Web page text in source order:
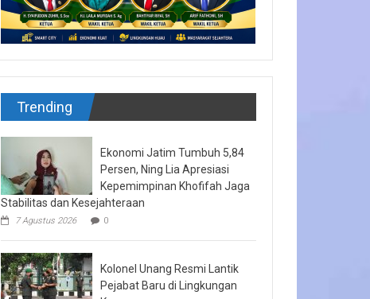
Trending
Ekonomi Jatim Tumbuh 5,84
Persen, Ning Lia Apresiasi
Kepemimpinan Khofifah Jaga
Stabilitas dan Kesejahteraan
7 Agustus 2026 0
Kolonel Unang Resmi Lantik
Pejabat Baru di Lingkungan